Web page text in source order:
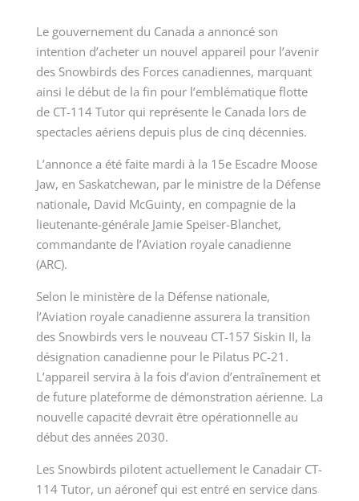
Le gouvernement du Canada a annoncé son
intention d’acheter un nouvel appareil pour l’avenir
des Snowbirds des Forces canadiennes, marquant
ainsi le début de la fin pour l’emblématique flotte
de CT-114 Tutor qui représente le Canada lors de
spectacles aériens depuis plus de cinq décennies.
L’annonce a été faite mardi à la 15e Escadre Moose
Jaw, en Saskatchewan, par le ministre de la Défense
nationale, David McGuinty, en compagnie de la
lieutenante-générale Jamie Speiser-Blanchet,
commandante de l’Aviation royale canadienne
(ARC).
Selon le ministère de la Défense nationale,
l’Aviation royale canadienne assurera la transition
des Snowbirds vers le nouveau CT-157 Siskin II, la
désignation canadienne pour le Pilatus PC-21.
L’appareil servira à la fois d’avion d’entraînement et
de future plateforme de démonstration aérienne. La
nouvelle capacité devrait être opérationnelle au
début des années 2030.
Les Snowbirds pilotent actuellement le Canadair CT-
114 Tutor, un aéronef qui est entré en service dans